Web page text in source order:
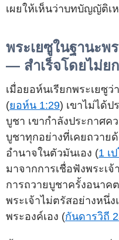
เผยให้เห็นว่าบทบัญญัติเ
พระเยซูในฐานะพ
— สำเร็จโดยไม่ย
เมื่อยอห์นเรียกพระเยซูว่
(ยอห์น 1:29) เขาไม่ได้ป
บูชา เขากำลังประกาศค
บูชาทุกอย่างที่เคยถวาย
อำนาจในตัวมันเอง (1 เ
มาจากการเชื่อฟังพระเ
การถวายบูชาครั้งอนาค
พระเจ้าไม่ตรัสอย่างหนึ่
พระองค์เอง (กันดารวิถี